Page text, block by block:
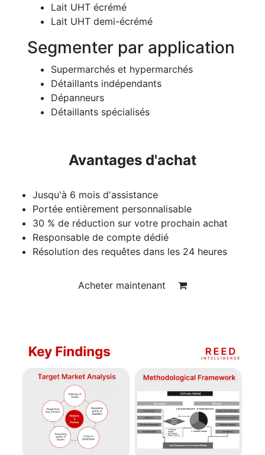
Lait UHT écrémé
Lait UHT demi-écrémé
Segmenter par application
Supermarchés et hypermarchés
Détaillants indépendants
Dépanneurs
Détaillants spécialisés
Avantages d'achat
Jusqu'à 6 mois d'assistance
Portée entièrement personnalisable
30 % de réduction sur votre prochain achat
Responsable de compte dédié
Résolution des requêtes dans les 24 heures
Acheter maintenant